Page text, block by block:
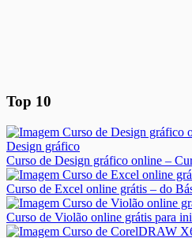
Top 10
Curso de Design gráfico online –
Curso de Excel online grátis – do
Curso de Violão online grátis para